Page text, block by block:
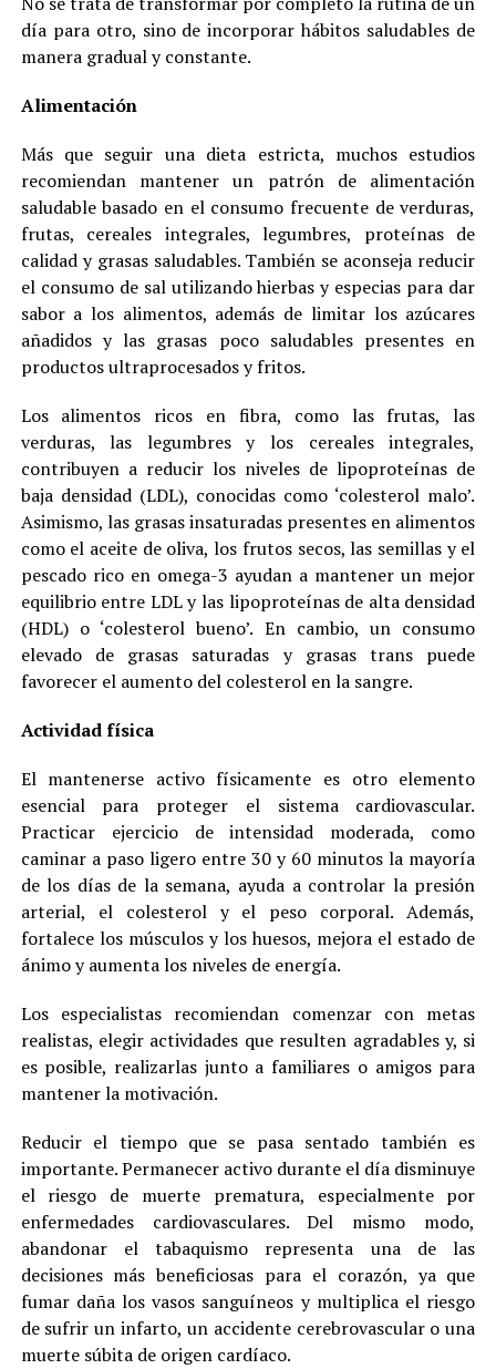
día para otro, sino de incorporar hábitos saludables de
manera gradual y constante.
Alimentación
Más que seguir una dieta estricta, muchos estudios
recomiendan mantener un patrón de alimentación
saludable basado en el consumo frecuente de verduras,
frutas, cereales integrales, legumbres, proteínas de
calidad y grasas saludables. También se aconseja reducir
el consumo de sal utilizando hierbas y especias para dar
sabor a los alimentos, además de limitar los azúcares
añadidos y las grasas poco saludables presentes en
productos ultraprocesados y fritos.
Los alimentos ricos en fibra, como las frutas, las
verduras, las legumbres y los cereales integrales,
contribuyen a reducir los niveles de lipoproteínas de
baja densidad (LDL), conocidas como ‘colesterol malo’.
Asimismo, las grasas insaturadas presentes en alimentos
como el aceite de oliva, los frutos secos, las semillas y el
pescado rico en omega-3 ayudan a mantener un mejor
equilibrio entre LDL y las lipoproteínas de alta densidad
(HDL) o ‘colesterol bueno’. En cambio, un consumo
elevado de grasas saturadas y grasas trans puede
favorecer el aumento del colesterol en la sangre.
Actividad física
El mantenerse activo físicamente es otro elemento
esencial para proteger el sistema cardiovascular.
Practicar ejercicio de intensidad moderada, como
caminar a paso ligero entre 30 y 60 minutos la mayoría
de los días de la semana, ayuda a controlar la presión
arterial, el colesterol y el peso corporal. Además,
fortalece los músculos y los huesos, mejora el estado de
ánimo y aumenta los niveles de energía.
Los especialistas recomiendan comenzar con metas
realistas, elegir actividades que resulten agradables y, si
es posible, realizarlas junto a familiares o amigos para
mantener la motivación.
Reducir el tiempo que se pasa sentado también es
importante. Permanecer activo durante el día disminuye
el riesgo de muerte prematura, especialmente por
enfermedades cardiovasculares. Del mismo modo,
abandonar el tabaquismo representa una de las
decisiones más beneficiosas para el corazón, ya que
fumar daña los vasos sanguíneos y multiplica el riesgo
de sufrir un infarto, un accidente cerebrovascular o una
muerte súbita de origen cardíaco.